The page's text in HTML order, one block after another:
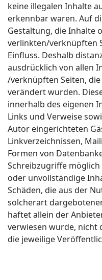
keine illegalen Inhalte
erkennbar waren. Auf
Gestaltung, die Inhalte
verlinkten/verknüpften
Einfluss. Deshalb
ausdrücklich von allen
/verknüpften Seiten,
verändert wurden.
innerhalb des eigenen
Links und Verweise
Autor eingerichteten
Linkverzeichnissen,
Formen von
Schreibzugriffe
oder unvollständige
Schäden, die aus der
solcherart
haftet allein der
verwiesen wurde, nicht
die jeweilige